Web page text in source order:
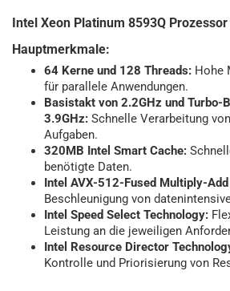
Intel Xeon Platinum 8593Q Prozessor
Hauptmerkmale:
64 Kerne und 128 Threads: Hohe
für parallele Anwendungen.
Basistakt von 2.2GHz und Turbo-
3.9GHz: Schnelle Verarbeitung
Aufgaben.
320MB Intel Smart Cache:
benötigte Daten.
Intel AVX-512-Fused Multiply-
Beschleunigung von
Intel Speed Select Technology:
Leistung an die jeweiligen
Intel Resource Director
Kontrolle und Priorisierung von